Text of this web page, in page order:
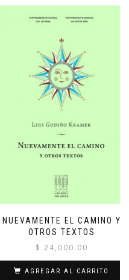
NUEVAMENTE EL CAMINO Y
OTROS TEXTOS
$ 24,000.00
AGREGAR AL CARRITO